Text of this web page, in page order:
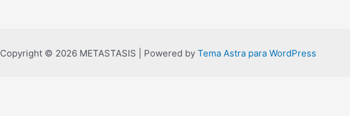
Copyright © 2026 METASTASIS | Powered by Tema Astra para WordPress